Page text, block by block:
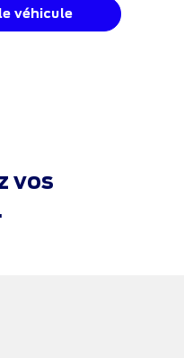
véhicule
vos